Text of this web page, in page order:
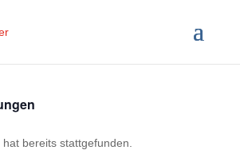
bereits stattgefunden.